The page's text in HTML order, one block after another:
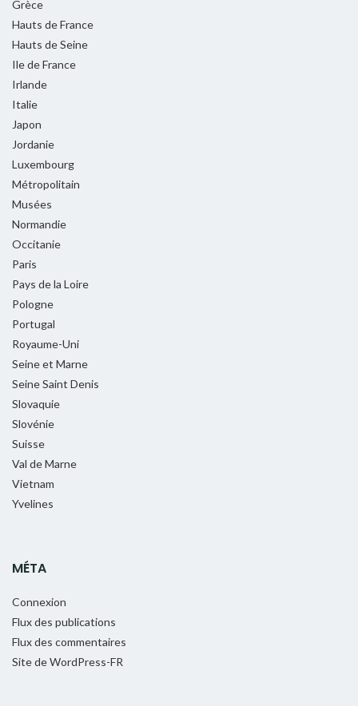
Grèce
Hauts de France
Hauts de Seine
Ile de France
Irlande
Italie
Japon
Jordanie
Luxembourg
Métropolitain
Musées
Normandie
Occitanie
Paris
Pays de la Loire
Pologne
Portugal
Royaume-Uni
Seine et Marne
Seine Saint Denis
Slovaquie
Slovénie
Suisse
Val de Marne
Vietnam
Yvelines
MÉTA
Connexion
Flux des publications
Flux des commentaires
Site de WordPress-FR